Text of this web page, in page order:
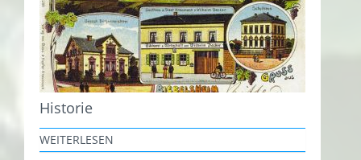
Historie
WEITERLESEN